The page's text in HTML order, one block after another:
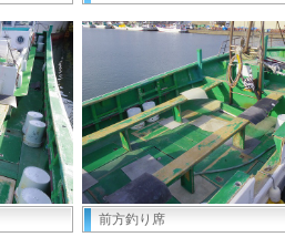
前方釣り席